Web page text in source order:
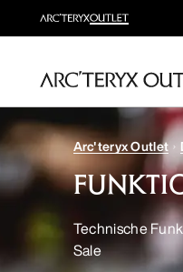
Arc'teryx Outlet
Technische
Sale